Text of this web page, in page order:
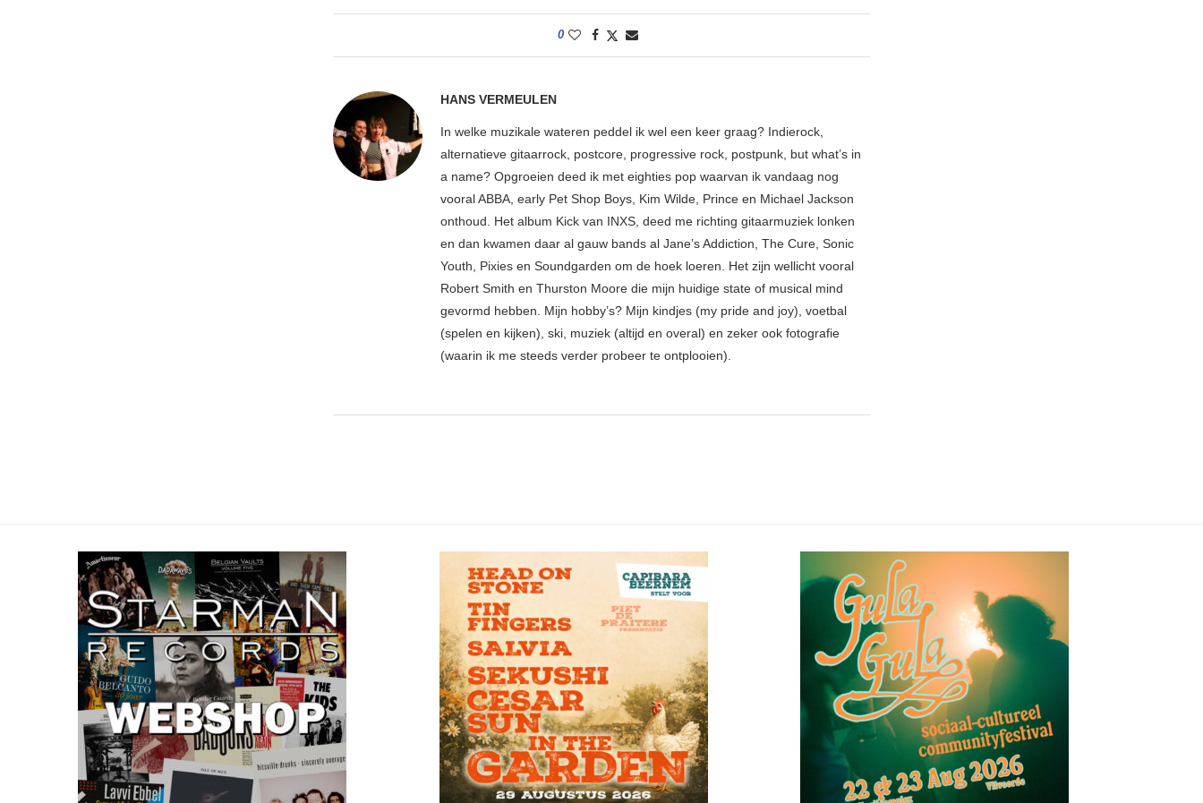
0
HANS VERMEULEN
In welke muzikale wateren peddel ik wel een keer graag? Indierock,
alternatieve gitaarrock, postcore, progressive rock, postpunk, but what’s in
a name? Opgroeien deed ik met eighties pop waarvan ik vandaag nog
vooral ABBA, early Pet Shop Boys, Kim Wilde, Prince en Michael Jackson
onthoud. Het album Kick van INXS, deed me richting gitaarmuziek lonken
en dan kwamen daar al gauw bands al Jane’s Addiction, The Cure, Sonic
Youth, Pixies en Soundgarden om de hoek loeren. Het zijn wellicht vooral
Robert Smith en Thurston Moore die mijn huidige state of musical mind
gevormd hebben. Mijn hobby’s? Mijn kindjes (my pride and joy), voetbal
(spelen en kijken), ski, muziek (altijd en overal) en zeker ook fotografie
(waarin ik me steeds verder probeer te ontplooien).